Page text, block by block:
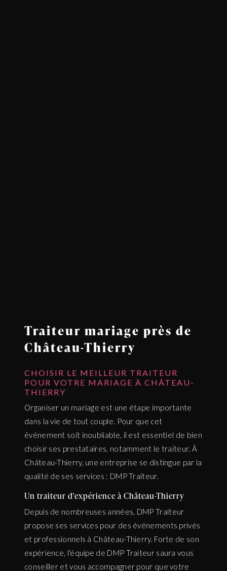
Traiteur mariage près de
Château-Thierry
CHOISIR LE MEILLEUR TRAITEUR
POUR VOTRE MARIAGE À CHÂTEAU-
THIERRY
Organiser un mariage est une étape importante
dans la vie de tout couple. Pour que cet
événement soit inoubliable, il est essentiel de bien
choisir ses prestataires, notamment le traiteur. À
Château-Thierry, une entreprise se distingue par la
qualité de ses services : DMP Traiteur.
Un traiteur d'expérience à Château-Thierry
Depuis de nombreuses années, DMP Traiteur
propose ses services pour des événements privés
et professionnels à Château-Thierry. Forte de son
expérience, l'équipe de DMP Traiteur saura vous
conseiller et vous accompagner pour que votre